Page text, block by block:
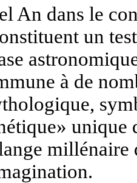
An dans le
un
à de